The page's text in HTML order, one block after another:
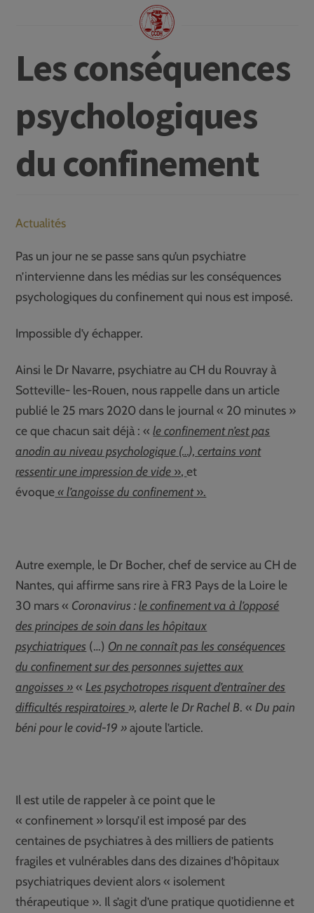
Les conséquences
psychologiques
du confinement
Actualités
Pas un jour ne se passe sans qu’un psychiatre
n’intervienne dans les médias sur les conséquences
psychologiques du confinement qui nous est imposé.
Impossible d’y échapper.
Ainsi le Dr Navarre, psychiatre au CH du Rouvray à
Sotteville- les-Rouen, nous rappelle dans un article
publié le 25 mars 2020 dans le journal « 20 minutes »
ce que chacun sait déjà : «le confinement n’est pas
anodin au niveau psychologique (…), certains vont
ressentir une impression de vide »,et
évoque« l’angoisse du confinement».
Autre exemple, le Dr Bocher, chef de service au CH de
Nantes, qui affirme sans rire à FR3 Pays de la Loire le
30 mars « Coronavirus :le confinement va à l’opposé
des principes de soin dans les hôpitaux
psychiatriques (…) On ne connaît pas les conséquences
du confinement sur des personnes sujettes aux
angoisses »« Les psychotropes risquent d’entraîner des
difficultés respiratoires», alerte le Dr Rachel B. « Du pain
béni pour le covid-19 »ajoute l’article.
Il est utile de rappeler à ce point que le
« confinement » lorsqu’il est imposé par des
centaines de psychiatres à des milliers de patients
fragiles et vulnérables dans des dizaines d’hôpitaux
psychiatriques devient alors « isolement
thérapeutique ». Il s’agit d’une pratique quotidienne et